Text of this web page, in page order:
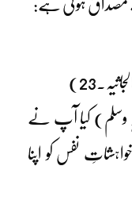
مصداق ہوتی ہے:
وسلم) کیا آپ نے
نفس کو اپنا